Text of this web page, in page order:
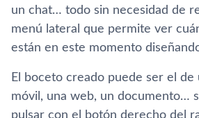
un chat… todo sin necesidad de
menú lateral que permite ver
están en este momento
El boceto creado puede ser el de
móvil, una web, un documento…
pulsar con el botón derecho del